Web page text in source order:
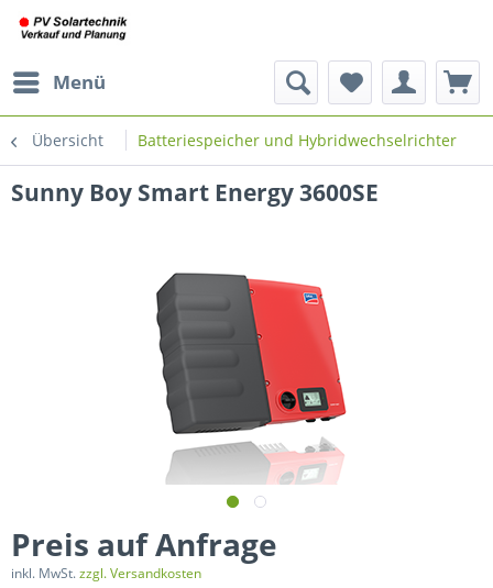
Menü
Übersicht Batteriespeicher und Hybridwechselrichter
Sunny Boy Smart Energy 3600SE
Preis auf Anfrage
inkl. MwSt.zzgl. Versandkosten